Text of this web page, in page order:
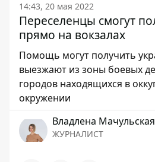
14:43, 20 мая 2022
Переселенцы смогут
прямо на вокзалах
Помощь могут получить
выезжают из зоны боевых
городов находящихся в
окружении
Владлена Мачульская
ЖУРНАЛИСТ